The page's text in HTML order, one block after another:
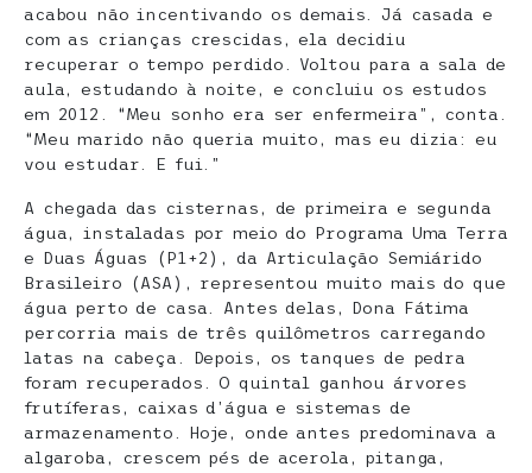
acabou não incentivando os demais. Já casada e
com as crianças crescidas, ela decidiu
recuperar o tempo perdido. Voltou para a sala de
aula, estudando à noite, e concluiu os estudos
em 2012. “Meu sonho era ser enfermeira”, conta.
“Meu marido não queria muito, mas eu dizia: eu
vou estudar. E fui.”
A chegada das cisternas, de primeira e segunda
água, instaladas por meio do Programa Uma Terra
e Duas Águas (P1+2), da Articulação Semiárido
Brasileiro (ASA), representou muito mais do que
água perto de casa. Antes delas, Dona Fátima
percorria mais de três quilômetros carregando
latas na cabeça. Depois, os tanques de pedra
foram recuperados. O quintal ganhou árvores
frutíferas, caixas d’água e sistemas de
armazenamento. Hoje, onde antes predominava a
algaroba, crescem pés de acerola, pitanga,